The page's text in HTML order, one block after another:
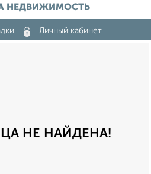
НЕДВИЖИМОСТЬ
Личный кабинет
НЕ НАЙДЕНА!